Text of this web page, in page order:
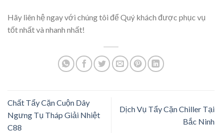
Hãy liên hệ ngay với chúng tôi để Quý khách được phục vụ
tốt nhất và nhanh nhất!
Chất Tẩy Cặn Cuộn Dây
Ngưng Tụ Tháp Giải Nhiệt
C88
Dịch Vụ Tẩy Cặn Chiller Tại
Bắc Ninh